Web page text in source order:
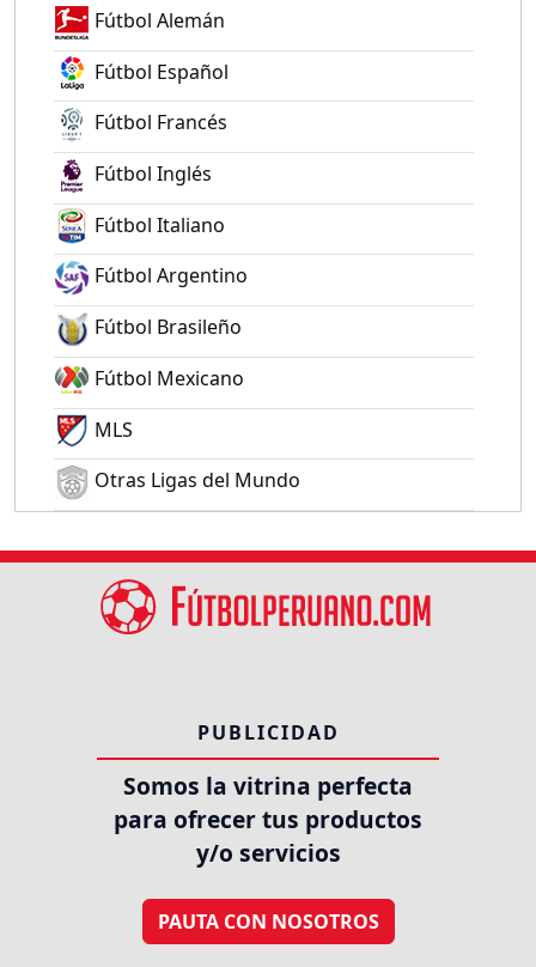
Fútbol Alemán
Fútbol Español
Fútbol Francés
Fútbol Inglés
Fútbol Italiano
Fútbol Argentino
Fútbol Brasileño
Fútbol Mexicano
MLS
Otras Ligas del Mundo
PUBLICIDAD
Somos la vitrina perfecta
para ofrecer tus productos
y/o servicios
PAUTA CON NOSOTROS